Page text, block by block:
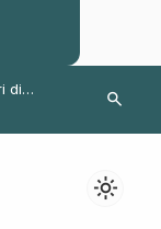
di
Semarak 1
Munajat
search
light_mode